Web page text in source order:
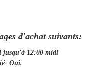
d'achat suivants:
jusqu'à 12:00 midi
- Oui.